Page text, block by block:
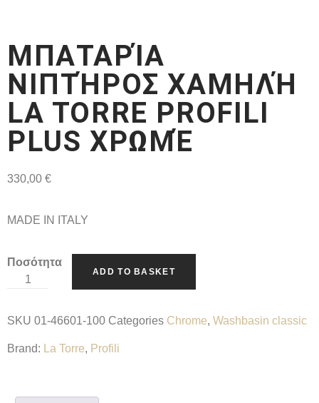
ΜΠΑΤΑΡΊΑ
ΝΙΠΤΉΡΟΣ ΧΑΜΗΛΉ
LA TORRE PROFILI
PLUS ΧΡΩΜΈ
330,00 €
MADE IN ITALY
Ποσότητα
ADD TO BASKET
SKU 01-46601-100 Categories Chrome, Washbasin classic
Brand: La Torre, Profili